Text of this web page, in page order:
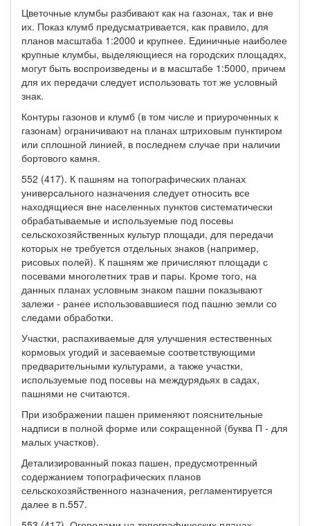
Цветочные клумбы разбивают как на газонах, так и вне
их. Показ клумб предусматривается, как правило, для
планов масштаба 1:2000 и крупнее. Единичные наиболее
крупные клумбы, выделяющиеся на городских площадях,
могут быть воспроизведены и в масштабе 1:5000, причем
для их передачи следует использовать тот же условный
знак.
Контуры газонов и клумб (в том числе и приуроченных к
газонам) ограничивают на планах штриховым пунктиром
или сплошной линией, в последнем случае при наличии
бортового камня.
552 (417). К пашням на топографических планах
универсального назначения следует относить все
находящиеся вне населенных пунктов систематически
обрабатываемые и используемые под посевы
сельскохозяйственных культур площади, для передачи
которых не требуется отдельных знаков (например,
рисовых полей). К пашням же причисляют площади с
посевами многолетних трав и пары. Кроме того, на
данных планах условным знаком пашни показывают
залежи - ранее использовавшиеся под пашню земли со
следами обработки.
Участки, распахиваемые для улучшения естественных
кормовых угодий и засеваемые соответствующими
предварительными культурами, а также участки,
используемые под посевы на междурядьях в садах,
пашнями не считаются.
При изображении пашен применяют пояснительные
надписи в полной форме или сокращенной (буква П - для
малых участков).
Детализированный показ пашен, предусмотренный
содержанием топографических планов
сельскохозяйственного назначения, регламентируется
далее в п.557.